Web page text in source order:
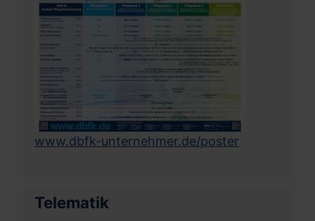
www.dbfk-unternehmer.de/poster
Telematik